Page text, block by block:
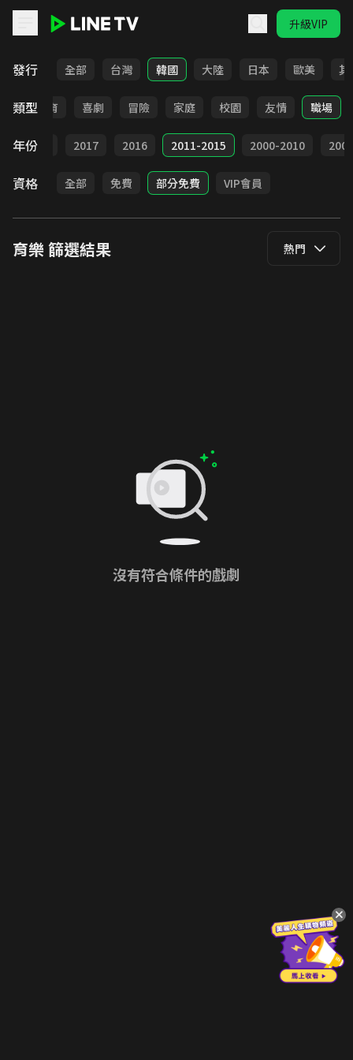
升級VIP
發行 全部 台灣 韓國 大陸 日本 歐美 其
類型教育 喜劇 冒險 家庭 校園 友情 職場
年份
2018 2017 2016 2011-2015 2000-2010
資格 全部 免費 部分免費 VIP會員
育樂篩選結果 熱門
沒有符合條件的戲劇